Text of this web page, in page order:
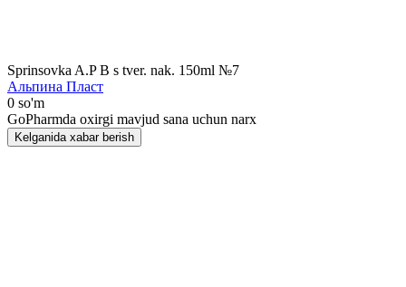
Sprinsovka A.P B s tver. nak. 150ml №7
Альпина Пласт
0 so'm
GoPharmda oxirgi mavjud sana uchun narx
Kelganida xabar berish